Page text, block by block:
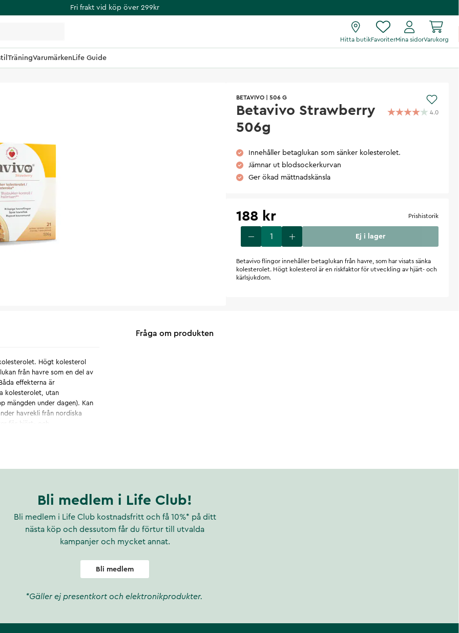
Fri frakt vid köp över 299kr
Hitta butikFavoriterMina sidorVarukorg
TräningVarumärkenLife Guide
BETAVIVO 506 G
Betavivo Strawberry
506g
4.0
Innehåller betaglukan som sänker kolesterolet.
Jämnar ut blodsockerkurvan
Ger ökad mättnadskänsla
188 kr Prishistorik
Ej i lager
Betavivo flingor innehåller betaglukan från havre, som har visats sänka
kolesterolet. Högt kolesterol är en riskfaktor för utveckling av hjärt- och
kärlsjukdom.
Högt kolesterol
från havre som en del av
effekterna är
kolesterolet, utan
mängden under dagen). Kan
havrekli från nordiska
för hjärt- och
Fråga om produkten
Bli medlem i Life Club!
Bli medlem i Life Club kostnadsfritt och få 10%* på ditt
nästa köp och dessutom får du förtur till utvalda
kampanjer och mycket annat.
Bli medlem
*Gäller ej presentkort och elektronikprodukter.